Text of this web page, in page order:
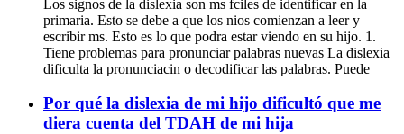
Los signos de la dislexia son ms fciles de identificar en la
primaria. Esto se debe a que los nios comienzan a leer y
escribir ms. Esto es lo que podra estar viendo en su hijo. 1.
Tiene problemas para pronunciar palabras nuevas La dislexia
dificulta la pronunciacin o decodificar las palabras. Puede
Por qué la dislexia de mi hijo dificultó que me
diera cuenta del TDAH de mi hija